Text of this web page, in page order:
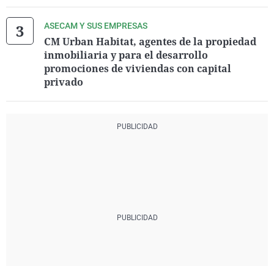
ASECAM Y SUS EMPRESAS
CM Urban Habitat, agentes de la propiedad
inmobiliaria y para el desarrollo
promociones de viviendas con capital
privado